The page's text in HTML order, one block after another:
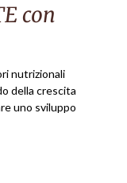
con
nutrizionali
della crescita
uno sviluppo